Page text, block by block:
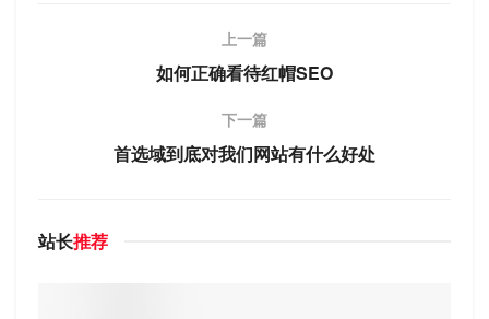
上一篇
如何正确看待红帽SEO
下一篇
首选域到底对我们网站有什么好处
站长推荐